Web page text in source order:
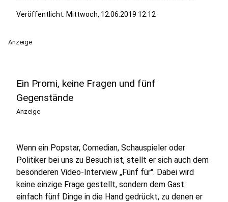
Veröffentlicht: Mittwoch, 12.06.2019 12:12
Anzeige
Ein Promi, keine Fragen und fünf
Gegenstände
Anzeige
Wenn ein Popstar, Comedian, Schauspieler oder
Politiker bei uns zu Besuch ist, stellt er sich auch dem
besonderen Video-Interview „Fünf für". Dabei wird
keine einzige Frage gestellt, sondern dem Gast
einfach fünf Dinge in die Hand gedrückt, zu denen er